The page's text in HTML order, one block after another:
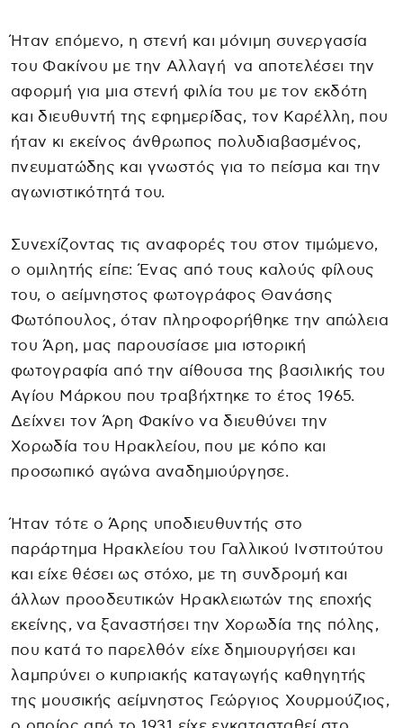
Ήταν επόμενο, η στενή και μόνιμη συνεργασία
του Φακίνου με την Αλλαγή να αποτελέσει την
αφορμή για μια στενή φιλία του με τον εκδότη
και διευθυντή της εφημερίδας, τον Καρέλλη, που
ήταν κι εκείνος άνθρωπος πολυδιαβασμένος,
πνευματώδης και γνωστός για το πείσμα και την
αγωνιστικότητά του.
Συνεχίζοντας τις αναφορές του στον τιμώμενο,
ο ομιλητής είπε: Ένας από τους καλούς φίλους
του, ο αείμνηστος φωτογράφος Θανάσης
Φωτόπουλος, όταν πληροφορήθηκε την απώλεια
του Άρη, μας παρουσίασε μια ιστορική
φωτογραφία από την αίθουσα της βασιλικής του
Αγίου Μάρκου που τραβήχτηκε το έτος 1965.
Δείχνει τον Άρη Φακίνο να διευθύνει την
Χορωδία του Ηρακλείου, που με κόπο και
προσωπικό αγώνα αναδημιούργησε.
Ήταν τότε ο Άρης υποδιευθυντής στο
παράρτημα Ηρακλείου του Γαλλικού Ινστιτούτου
και είχε θέσει ως στόχο, με τη συνδρομή και
άλλων προοδευτικών Ηρακλειωτών της εποχής
εκείνης, να ξαναστήσει την Χορωδία της πόλης,
που κατά το παρελθόν είχε δημιουργήσει και
λαμπρύνει ο κυπριακής καταγωγής καθηγητής
της μουσικής αείμνηστος Γεώργιος Χουρμούζιος,